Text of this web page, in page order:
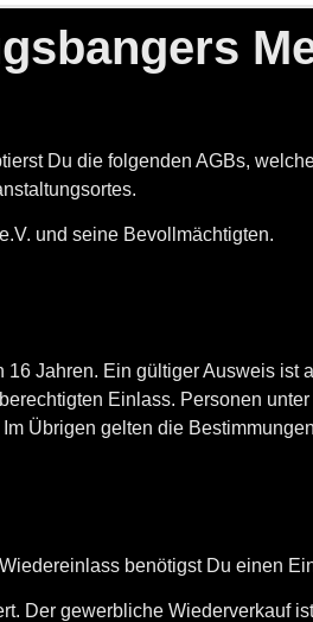
Du die folgenden AGBs,
und seine Bevollmächtigten.
16 Jahren. Ein gültiger Ausweis
Einlass. Personen
Übrigen gelten die
benötigst Du einen
Der gewerbliche Wiederverkauf